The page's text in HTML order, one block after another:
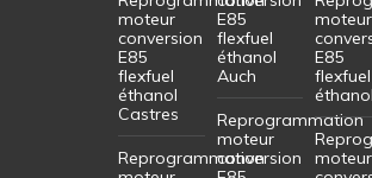
moteur
conversion
E85
flexfuel
éthanol
Castres
Reprogrammation
E85
flexfuel
éthanol
Auch
Reprogrammation
moteur
conversion
moteur
E85
flexfuel
moteur